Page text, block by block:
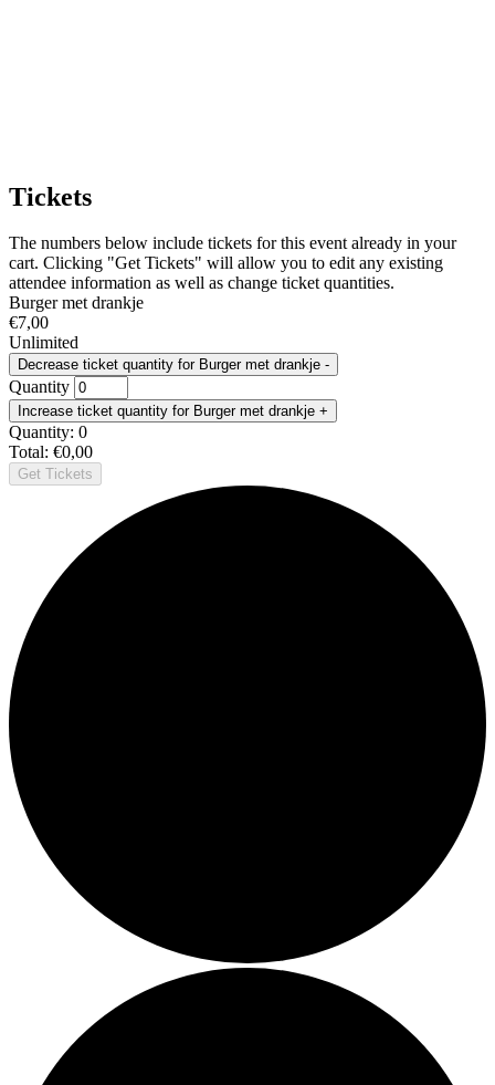
Tickets
The numbers below include tickets for this event already in your
cart. Clicking "Get Tickets" will allow you to edit any existing
attendee information as well as change ticket quantities.
Burger met drankje
€7,00
Unlimited
Decrease ticket quantity for Burger met drankje -
Quantity
Increase ticket quantity for Burger met drankje +
Quantity: 0
Total: €0,00
Get Tickets